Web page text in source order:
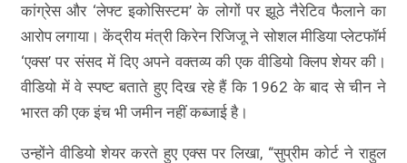
कांग्रेस और ‘लेफ्ट इकोसिस्टम’ के लोगों पर झूठे नैरेटिव फैलाने का
आरोप लगाया। केंद्रीय मंत्री किरेन रिजिजू ने सोशल मीडिया प्लेटफॉर्म
‘एक्स’ पर संसद में दिए अपने वक्तव्य की एक वीडियो क्लिप शेयर की।
वीडियो में वे स्पष्ट बताते हुए दिख रहे हैं कि 1962 के बाद से चीन ने
भारत की एक इंच भी जमीन नहीं कब्जाई है।
उन्होंने वीडियो शेयर करते हुए एक्स पर लिखा, “सुप्रीम कोर्ट ने राहुल